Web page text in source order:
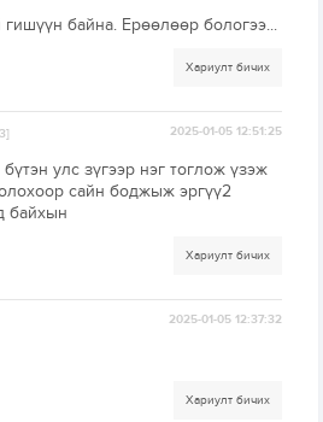
гишүүн байна. Ерөөлөөр бологээ...
Хариулт бичих
2025-01-05 12:51:25
улс зүгээр нэг тоглож үзэж
сайн боджыж эргүү2
байхын
Хариулт бичих
2025-01-05 12:37:32
Хариулт бичих